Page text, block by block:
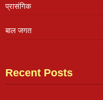
प्रासंगिक
बाल जगत
Recent Posts